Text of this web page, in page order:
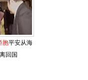
胞平安从海
回国